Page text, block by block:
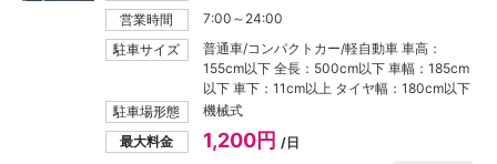
営業時間
7:00～24:00
駐車サイズ
普通車/コンパクトカー/軽自動車 車高：
155cm以下 全長：500cm以下 車幅：185cm
以下 車下：11cm以上 タイヤ幅：180cm以下
駐車場形態
機械式
最大料金
1,200円/日